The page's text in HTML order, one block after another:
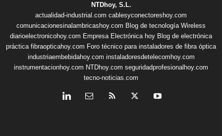
NTDhoy, S.L.
actualidad-industrial.com cablesyconectoreshoy.com
comunicacionesinalambricashoy.com Blog de tecnología Wireless
diarioelectronicohoy.com Empresa Electrónica hoy Blog de electrónica
práctica fibraopticahoy.com Foro técnico para instaladores de fibra óptica
industriaembebidahoy.com instaladoresdetelecomhoy.com
instrumentacionhoy.com NTDhoy.com seguridadprofesionalhoy.com
tecno-noticias.com